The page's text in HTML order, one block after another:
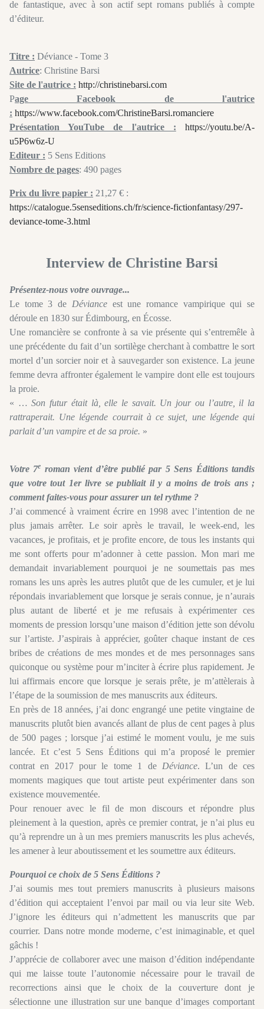
de fantastique, avec à son actif sept romans publiés à compte
d’éditeur.
Titre : Déviance - Tome 3
Autrice: Christine Barsi
Site de l'autrice : http://christinebarsi.com
Page Facebook de l'autrice
: https://www.facebook.com/ChristineBarsi.romanciere
Présentation YouTube de l'autrice :
https://youtu.be/A-
u5P6w6z-U
Editeur : 5 Sens Editions
Nombre de pages: 490 pages
Prix du livre papier : 21,27 € :
https://catalogue.5senseditions.ch/fr/science-fictionfantasy/297-
deviance-tome-3.html
Interview de Christine Barsi
Présentez-nous votre ouvrage...
Le tome 3 de Dévianceest une romance vampirique qui se
déroule en 1830 sur Édimbourg, en Écosse.
Une romancière se confronte à sa vie présente qui s’entremêle à
une précédente du fait d’un sortilège cherchant à combattre le sort
mortel d’un sorcier noir et à sauvegarder son existence. La jeune
femme devra affronter également le vampire dont elle est toujours
la proie.
« …Son futur était là, elle le savait. Un jour ou l’autre, il la
rattraperait. Une légende courrait à ce sujet, une légende qui
parlait d’un vampire et de sa proie. »
Votre 7e roman vient d’être publié par 5 Sens Éditions tandis
que votre tout 1er livre se publiait il y a moins de trois ans ;
comment faites-vous pour assurer un tel rythme ?
J’ai commencé à vraiment écrire en 1998 avec l’intention de ne
plus jamais arrêter. Le soir après le travail, le week-end, les
vacances, je profitais, et je profite encore, de tous les instants qui
me sont offerts pour m’adonner à cette passion. Mon mari me
demandait invariablement pourquoi je ne soumettais pas mes
romans les uns après les autres plutôt que de les cumuler, et je lui
répondais invariablement que lorsque je serais connue, je n’aurais
plus autant de liberté et je me refusais à expérimenter ces
moments de pression lorsqu’une maison d’édition jette son dévolu
sur l’artiste. J’aspirais à apprécier, goûter chaque instant de ces
bribes de créations de mes mondes et de mes personnages sans
quiconque ou système pour m’inciter à écrire plus rapidement. Je
lui affirmais encore que lorsque je serais prête, je m’attèlerais à
l’étape de la soumission de mes manuscrits aux éditeurs.
En près de 18 années, j’ai donc engrangé une petite vingtaine de
manuscrits plutôt bien avancés allant de plus de cent pages à plus
de 500 pages ; lorsque j’ai estimé le moment voulu, je me suis
lancée. Et c’est 5 Sens Éditions qui m’a proposé le premier
contrat en 2017 pour le tome 1 de Déviance. L’un de ces
moments magiques que tout artiste peut expérimenter dans son
existence mouvementée.
Pour renouer avec le fil de mon discours et répondre plus
pleinement à la question, après ce premier contrat, je n’ai plus eu
qu’à reprendre un à un mes premiers manuscrits les plus achevés,
les amener à leur aboutissement et les soumettre aux éditeurs.
Pourquoi ce choix de 5 Sens Éditions ?
J’ai soumis mes tout premiers manuscrits à plusieurs maisons
d’édition qui acceptaient l’envoi par mail ou via leur site Web.
J’ignore les éditeurs qui n’admettent les manuscrits que par
courrier. Dans notre monde moderne, c’est inimaginable, et quel
gâchis !
J’apprécie de collaborer avec une maison d’édition indépendante
qui me laisse toute l’autonomie nécessaire pour le travail de
recorrections ainsi que le choix de la couverture dont je
sélectionne une illustration sur une banque d’images comportant